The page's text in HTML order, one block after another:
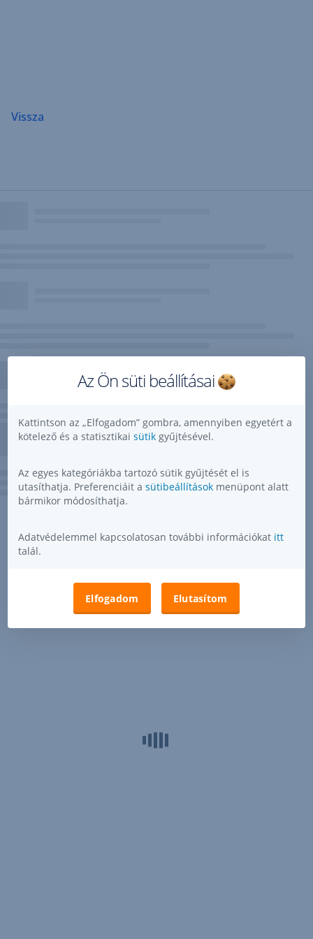
Vissza
Az Ön süti beállításai
Kattintson az „Elfogadom” gombra, amennyiben egyetért a
kötelező és a statisztikai sütik gyűjtésével.
Az egyes kategóriákba tartozó sütik gyűjtését el is
utasíthatja. Preferenciáit a sütibeállítások menüpont alatt
bármikor módosíthatja.
Adatvédelemmel kapcsolatosan további információkat itt
talál.
Elfogadom Elutasítom